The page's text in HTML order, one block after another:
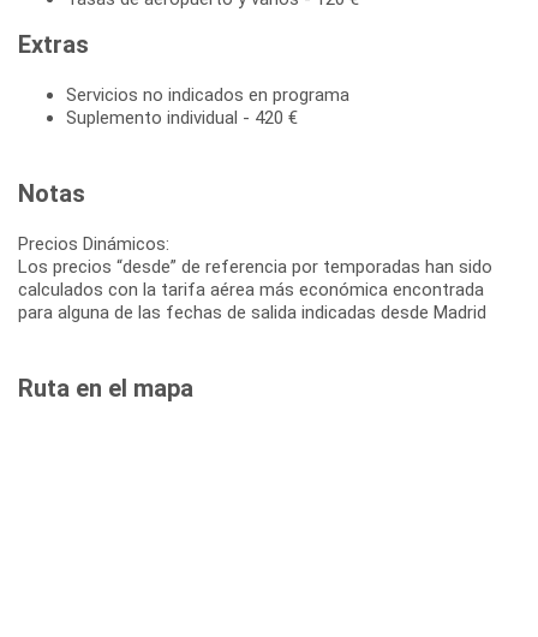
Extras
Servicios no indicados en programa
Suplemento individual - 420 €
Notas
Precios Dinámicos:
Los precios “desde” de referencia por temporadas han sido
calculados con la tarifa aérea más económica encontrada
para alguna de las fechas de salida indicadas desde Madrid
Ruta en el mapa